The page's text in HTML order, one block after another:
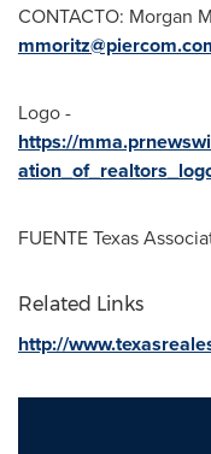
CONTACTO: Morgan
Logo -
https://
FUENTE Texas
Related Links
http://